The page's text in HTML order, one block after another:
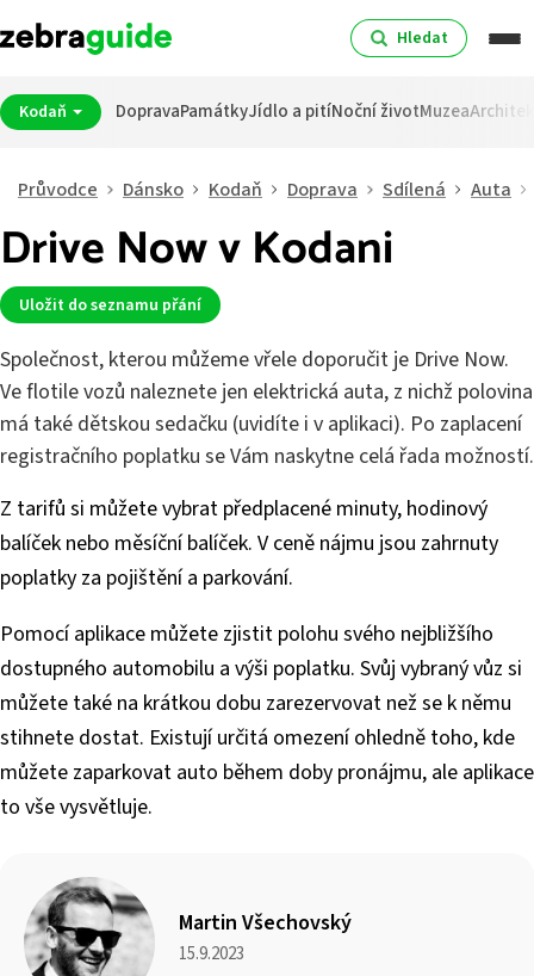
Hledat
Kodaň DopravaPamátkyJídlo a pitíNoční životMuzea
Průvodce Dánsko Kodaň Doprava Sdílená Auta
Drive Now v Kodani
Uložit do seznamu přání
Společnost, kterou můžeme vřele doporučit je Drive Now.
Ve flotile vozů naleznete jen elektrická auta, z nichž polovina
má také dětskou sedačku (uvidíte i v aplikaci). Po zaplacení
registračního poplatku se Vám naskytne celá řada možností.
Z tarifů si můžete vybrat předplacené minuty, hodinový
balíček nebo měsíční balíček. V ceně nájmu jsou zahrnuty
poplatky za pojištění a parkování.
Pomocí aplikace můžete zjistit polohu svého nejbližšího
dostupného automobilu a výši poplatku. Svůj vybraný vůz si
můžete také na krátkou dobu zarezervovat než se k němu
stihnete dostat. Existují určitá omezení ohledně toho, kde
můžete zaparkovat auto během doby pronájmu, ale aplikace
to vše vysvětluje.
Martin Všechovský
15.9.2023